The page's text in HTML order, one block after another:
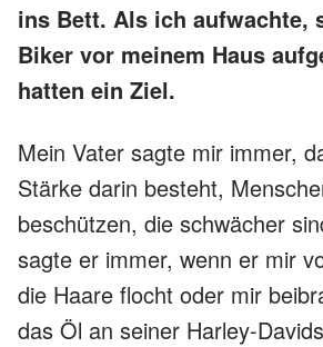
ins Bett. Als ich aufwachte,
Biker vor meinem Haus
hatten ein Ziel.
Mein Vater sagte mir immer,
Stärke darin besteht,
beschützen, die schwächer
sagte er immer, wenn er mir
die Haare flocht oder mir
das Öl an seiner Harley-